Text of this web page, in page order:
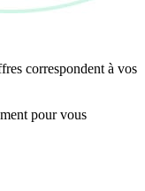
correspondent à vos
pour vous